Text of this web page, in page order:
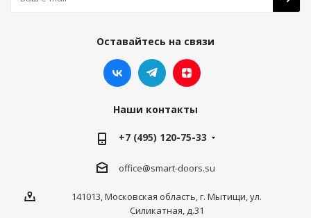
Оставайтесь на связи
Наши контакты
+7 (495) 120-75-33
office@smart-doors.su
141013, Московская область, г. Мытищи, ул.
Силикатная, д.31